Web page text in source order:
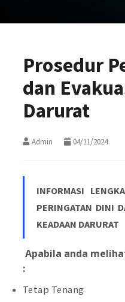
IPKD
BERITA
Prosedur
dan
Darurat
Admin 04/11/2024
INFORMASI
PERINGATAN DINI
KEADAAN DARURAT
Apabila anda
:
Tetap Tenang